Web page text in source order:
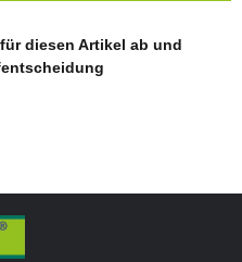
diesen Artikel ab und